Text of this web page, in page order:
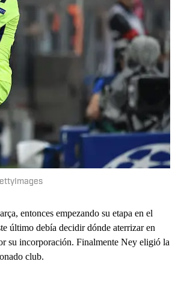
entonces empezando su etapa en el
último debía decidir dónde aterrizar en
su incorporación. Finalmente Ney eligió la
club.